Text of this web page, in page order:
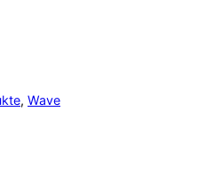
, Wave